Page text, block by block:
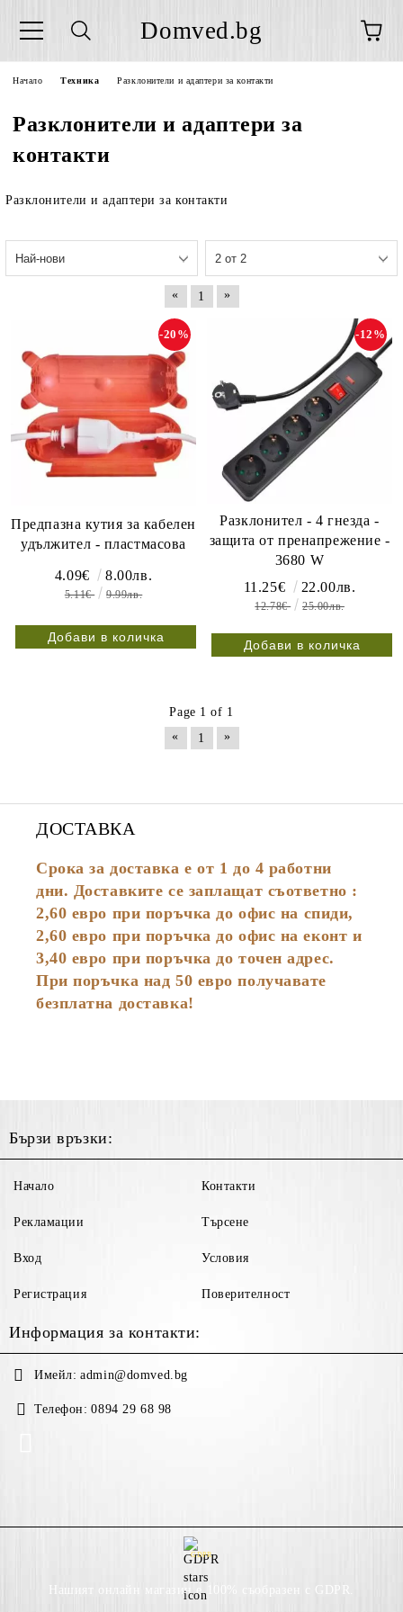
Domved.bg
Начало Техника Разклонители и адаптери за контакти
Разклонители и адаптери за
контакти
Разклонители и адаптери за контакти
« 1 »
Предпазна кутия за кабелен
удължител - пластмасова
-20%
4.09€ 8.00лв.
5.11€ 9.99лв.
Разклонител - 4 гнезда -
защита от пренапрежение -
3680 W
-12%
11.25€ 22.00лв.
12.78€ 25.00лв.
Page 1 of 1
«
1 »
ДОСТАВКА
Срока за доставка е от 1 до 4 работни
дни. Доставките се заплащат съответно :
2,60 евро при поръчка до офис на спиди,
2,60 евро при поръчка до офис на еконт и
3,40 евро при поръчка до точен адрес.
При поръчка над 50 евро получавате
безплатна доставка!
Бързи връзки:
Начало
Рекламации
Вход
Регистрация
Контакти
Търсене
Условия
Поверителност
Информация за контакти:
Имейл: admin@domved.bg
Телефон: 0894 29 68 98
GDPR
Нашият онлайн магазин е 100% съобразен с GDPR.